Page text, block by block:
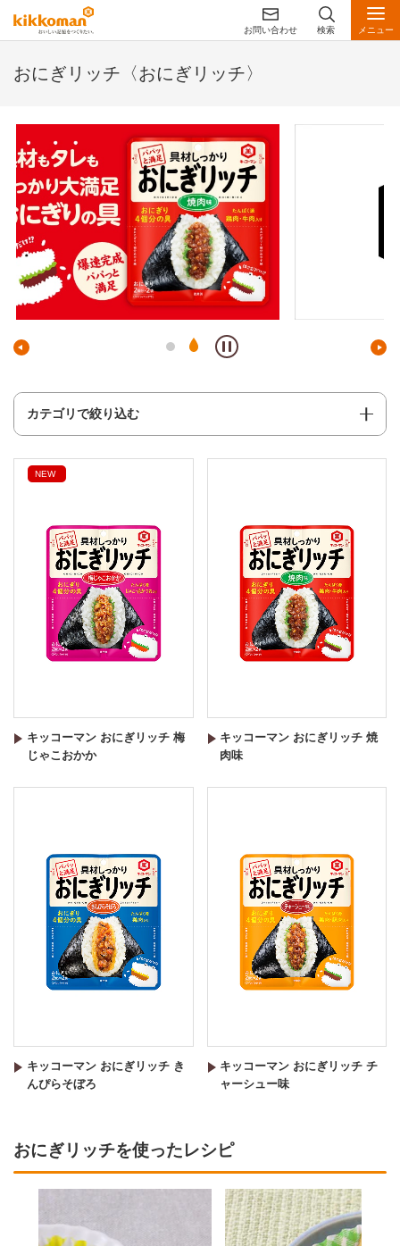
お問い合わせ 検索 メニュー
おにぎリッチ〈おにぎリッチ〉
カテゴリで絞り込む
NEW
キッコーマン おにぎリッチ 梅
じゃこおかか
キッコーマン おにぎリッチ 焼
肉味
キッコーマン おにぎリッチ き
んぴらそぼろ
キッコーマン おにぎリッチ チ
ャーシュー味
おにぎリッチを使ったレシピ